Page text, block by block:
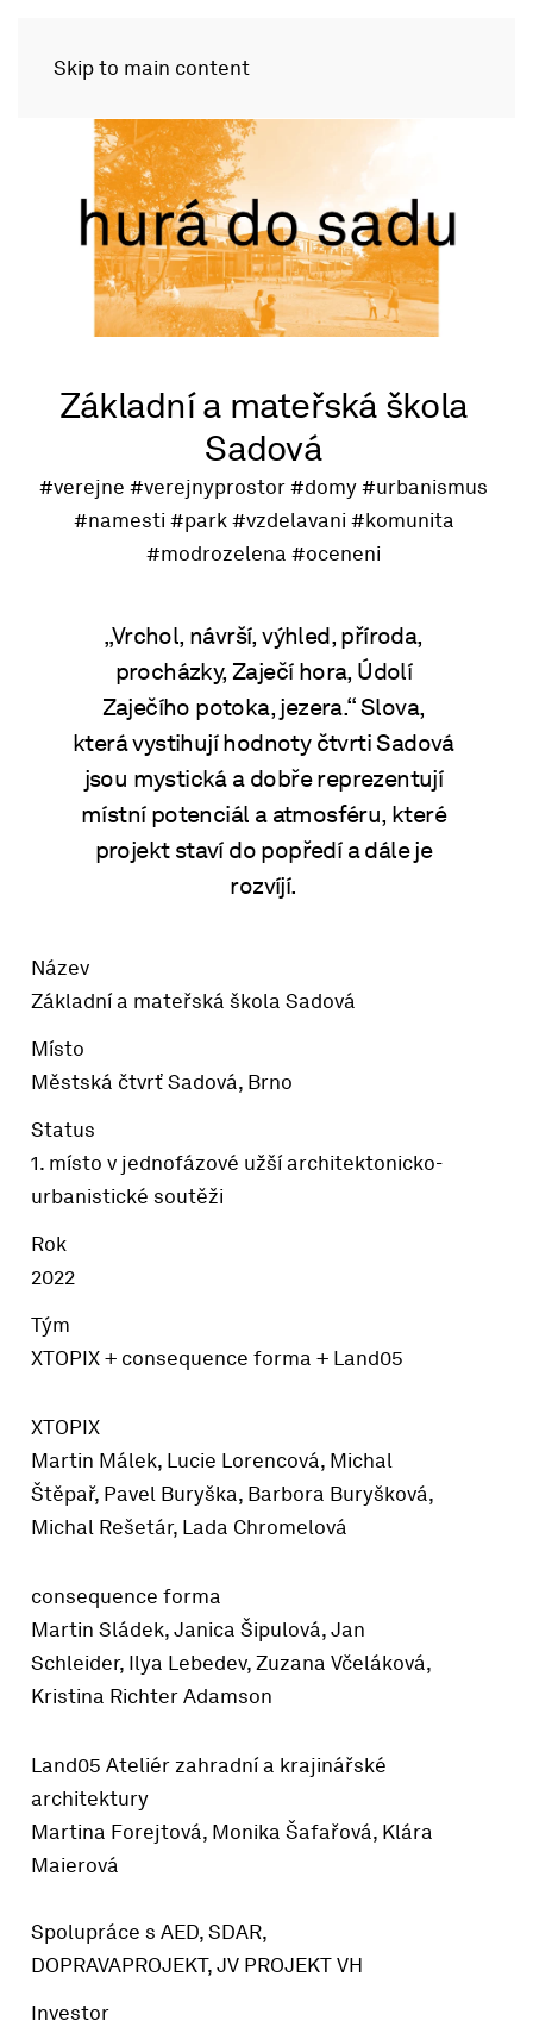
Skip to main content
Základní a mateřská škola
Sadová
#verejne #verejnyprostor #domy #urbanismus
#namesti #park #vzdelavani #komunita
#modrozelena #oceneni
„Vrchol, návrší, výhled, příroda,
procházky, Zaječí hora, Údolí
Zaječího potoka, jezera.“ Slova,
která vystihují hodnoty čtvrti Sadová
jsou mystická a dobře reprezentují
místní potenciál a atmosféru, které
projekt staví do popředí a dále je
rozvíjí.
Název
Základní a mateřská škola Sadová
Místo
Městská čtvrť Sadová, Brno
Status
1. místo v jednofázové užší architektonicko-
urbanistické soutěži
Rok
2022
Tým
XTOPIX + consequence forma + Land05
XTOPIX
Martin Málek, Lucie Lorencová, Michal
Štěpař, Pavel Buryška, Barbora Buryšková,
Michal Rešetár, Lada Chromelová
consequence forma
Martin Sládek, Janica Šipulová, Jan
Schleider, Ilya Lebedev, Zuzana Včeláková,
Kristina Richter Adamson
Land05 Ateliér zahradní a krajinářské
architektury
Martina Forejtová, Monika Šafařová, Klára
Maierová
Spolupráce s AED, SDAR,
DOPRAVAPROJEKT, JV PROJEKT VH
Investor